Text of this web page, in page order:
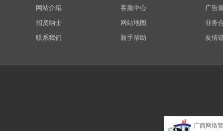
网站介绍
招贤纳士
联系我们
客服中心
网站地图
新手帮助
广告
业务
友情
广西网络警